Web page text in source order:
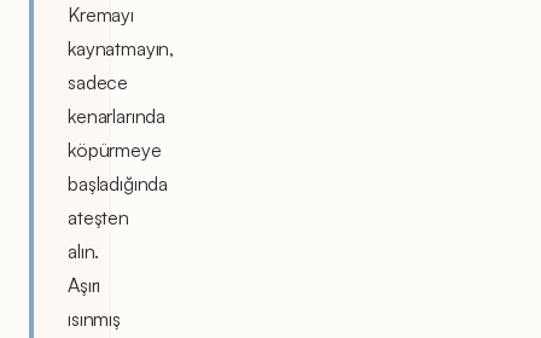
Kremayı
kaynatmayın,
sadece
kenarlarında
köpürmeye
başladığında
ateşten
alın.
Aşırı
ısınmış